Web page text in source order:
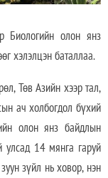
Биологийн олон янз
хэлэлцэн баталлаа.
Төв Азийн хээр тал,
ач холбогдол бүхий
олон янз байдлын
14 мянга гаруй
зүйл нь ховор, нэн